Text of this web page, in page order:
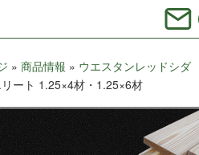
» 商品情報 » ウエスタンレッドシダ
ート 1.25×4材・1.25×6材